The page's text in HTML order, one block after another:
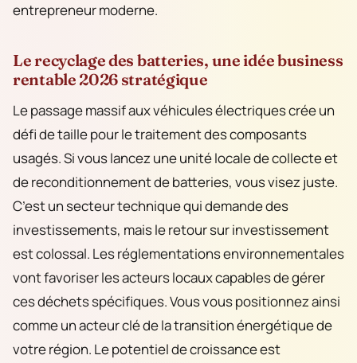
entrepreneur moderne.
Le recyclage des batteries, une idée business
rentable 2026 stratégique
Le passage massif aux véhicules électriques crée un
défi de taille pour le traitement des composants
usagés. Si vous lancez une unité locale de collecte et
de reconditionnement de batteries, vous visez juste.
C’est un secteur technique qui demande des
investissements, mais le retour sur investissement
est colossal. Les réglementations environnementales
vont favoriser les acteurs locaux capables de gérer
ces déchets spécifiques. Vous vous positionnez ainsi
comme un acteur clé de la transition énergétique de
votre région. Le potentiel de croissance est